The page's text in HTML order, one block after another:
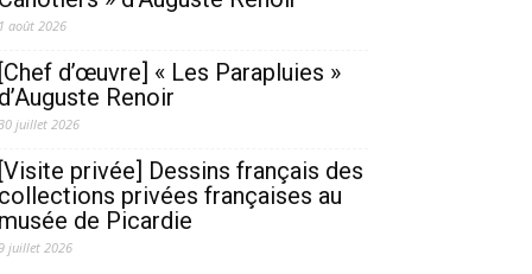
1 août 2026
[Chef d’œuvre] « Les Parapluies »
d’Auguste Renoir
juillet 2026
[Visite privée] Dessins français des
collections privées françaises au
musée de Picardie
juillet 2026